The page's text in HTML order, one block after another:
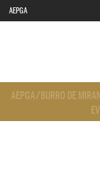
AEPGA
AEPGA/ BURRO DE